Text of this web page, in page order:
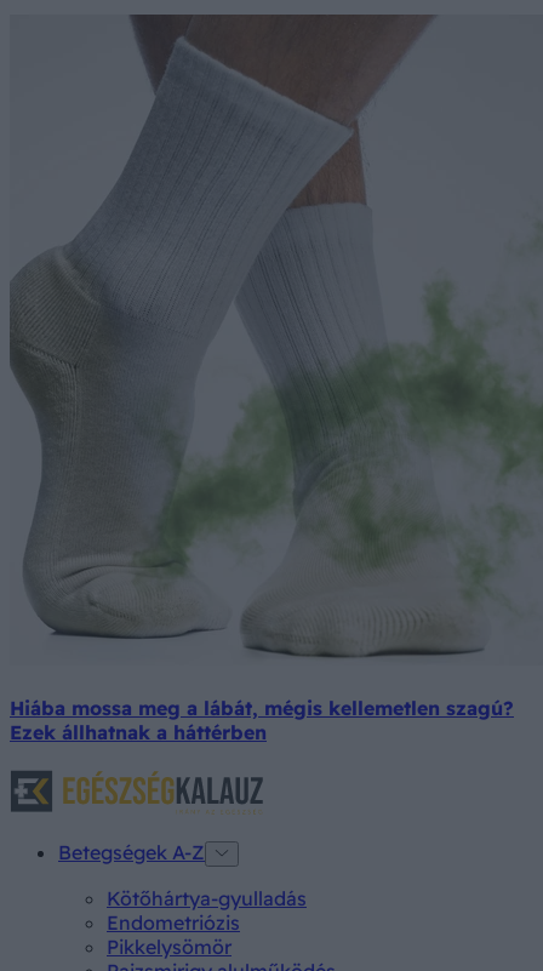
Hiába mossa meg a lábát, mégis kellemetlen szagú?
Ezek állhatnak a háttérben
Betegségek A-Z
Kötőhártya-gyulladás
Endometriózis
Pikkelysömör